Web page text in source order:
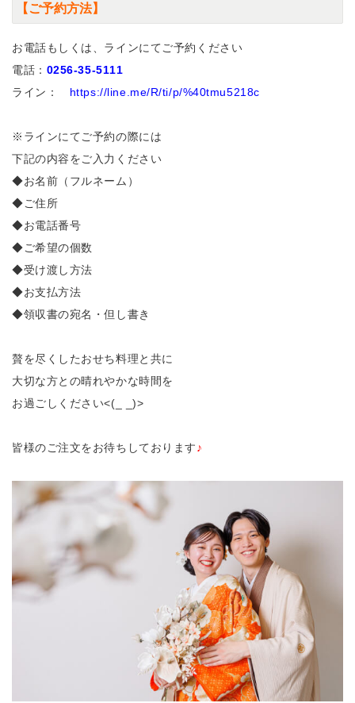
【ご予約方法】
お電話もしくは、ラインにてご予約ください
電話： 0256-35-5111
ライン： https://line.me/R/ti/p/%40tmu5218c
※ラインにてご予約の際には
下記の内容をご入力ください
◆お名前（フルネーム）
◆ご住所
◆お電話番号
◆ご希望の個数
◆受け渡し方法
◆お支払方法
◆領収書の宛名・但し書き
贅を尽くしたおせち料理と共に
大切な方との晴れやかな時間を
お過ごしください<(_ _)>
皆様のご注文をお待ちしております♪